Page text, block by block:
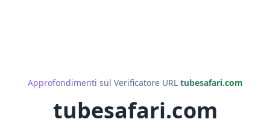
Approfondimenti sul Verificatore URL tubesafari.com
tubesafari.com